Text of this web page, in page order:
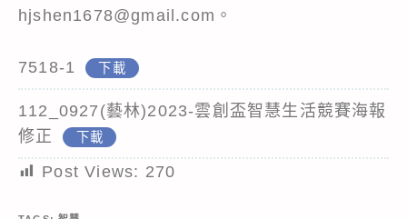
hjshen1678@gmail.com。
7518-1 下載
112_0927(藝林)2023-雲創盃智慧生活競賽海報
修正
下載
Post Views: 270